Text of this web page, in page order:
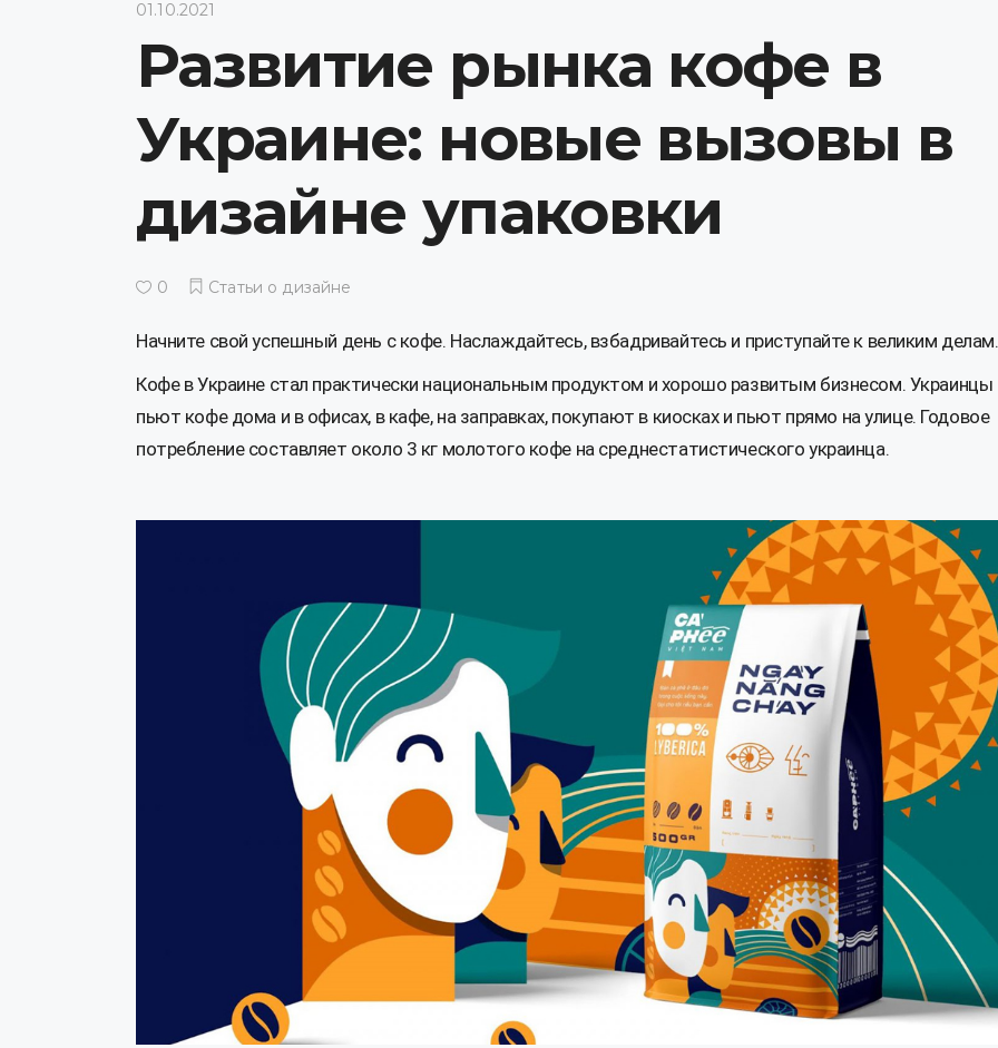
01.10.2021
Развитие рынка кофе в
Украине: новые вызовы в
дизайне упаковки
0 Статьи о дизайне
Начните свой успешный день с кофе. Наслаждайтесь, взбадривайтесь и приступайте к великим делам.
Кофе в Украине стал практически национальным продуктом и хорошо развитым бизнесом. Украинцы
пьют кофе дома и в офисах, в кафе, на заправках, покупают в киосках и пьют прямо на улице. Годовое
потребление составляет около 3 кг молотого кофе на среднестатистического украинца.